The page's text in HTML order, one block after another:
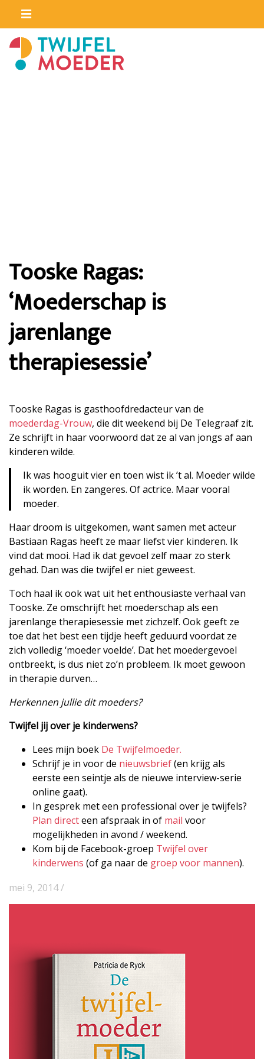
Tooske Ragas:
‘Moederschap is
jarenlange
therapiesessie’
Tooske Ragas is gasthoofdredacteur van de
moederdag-Vrouw, die dit weekend bij De Telegraaf zit.
Ze schrijft in haar voorwoord dat ze al van jongs af aan
kinderen wilde.
Ik was hooguit vier en toen wist ik ’t al. Moeder wilde
ik worden. En zangeres. Of actrice. Maar vooral
moeder.
Haar droom is uitgekomen, want samen met acteur
Bastiaan Ragas heeft ze maar liefst vier kinderen. Ik
vind dat mooi. Had ik dat gevoel zelf maar zo sterk
gehad. Dan was die twijfel er niet geweest.
Toch haal ik ook wat uit het enthousiaste verhaal van
Tooske. Ze omschrijft het moederschap als een
jarenlange therapiesessie met zichzelf. Ook geeft ze
toe dat het best een tijdje heeft geduurd voordat ze
zich volledig ‘moeder voelde’. Dat het moedergevoel
ontbreekt, is dus niet zo’n probleem. Ik moet gewoon
in therapie durven…
Herkennen jullie dit moeders?
Twijfel jij over je kinderwens?
Lees mijn boek De Twijfelmoeder.
Schrijf je in voor de nieuwsbrief(en krijg als
eerste een seintje als de nieuwe interview-serie
online gaat).
In gesprek met een professional over je twijfels?
Plan directeen afspraak in of mail voor
mogelijkheden in avond / weekend.
Kom bij de Facebook-groep Twijfel over
kinderwens (of ga naar de groep voor mannen).
mei 9, 2014 /